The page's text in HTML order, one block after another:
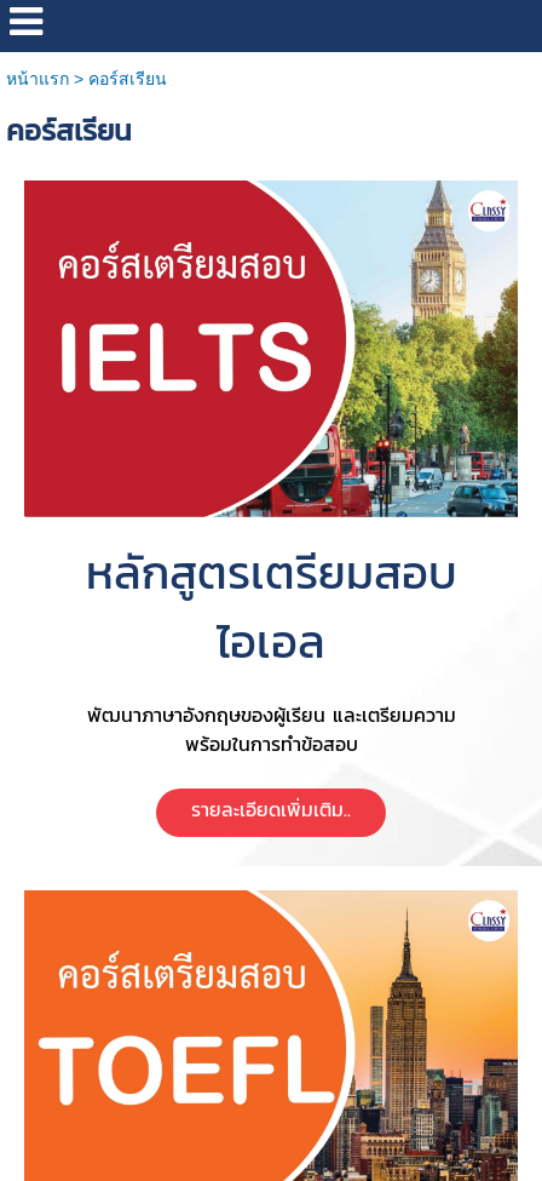
หน้าแรก> คอร์สเรียน
คอร์สเรียน
หลักสูตรเตรียมสอบ
ไอเอล
พัฒนาภาษาอังกฤษของผู้เรียน และเตรียมความ
พร้อมในการทำข้อสอบ
รายละเอียดเพิ่มเติม..